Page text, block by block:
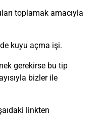
toplamak amacıyla
kuyu açma işi.
gerekirse bu tip
bizler ile
linkten